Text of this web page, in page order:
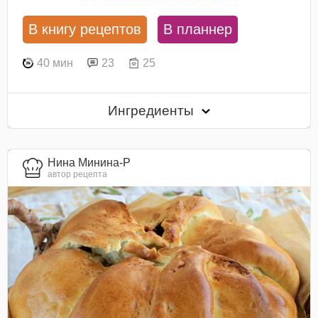
В книгу рецептов В планнер
40 мин 23 25
Ингредиенты
Нина Минина-Р
автор рецепта